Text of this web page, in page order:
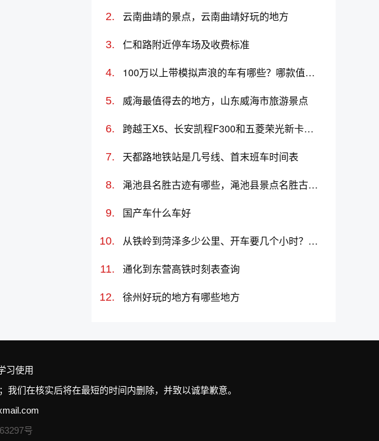
云南曲靖的景点，云南曲靖好玩的地方
仁和路附近停车场及收费标准
100万以上带模拟声浪的车有哪些？哪款值得推荐？
威海最值得去的地方，山东威海市旅游景点
跨越王X5、长安凯程F300和五菱荣光新卡专用车哪个更值得买？性价比、配置对比
天都路地铁站是几号线、首末班车时间表
渑池县名胜古迹有哪些，渑池县景点名胜古迹推荐
国产车什么车好
从铁岭到菏泽多少公里、开车要几个小时？过路费、油费等
通化到东营高铁时刻表查询
徐州好玩的地方有哪些地方
习使用
们在核实后将在最短的时间内删除，并致以诚挚歉意。
号